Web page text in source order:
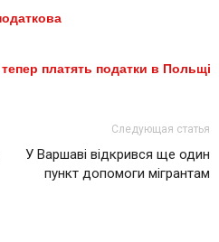
тепер платять податки в Польщі
Следующая статья
У Варшаві відкрився ще один
пункт допомоги мігрантам